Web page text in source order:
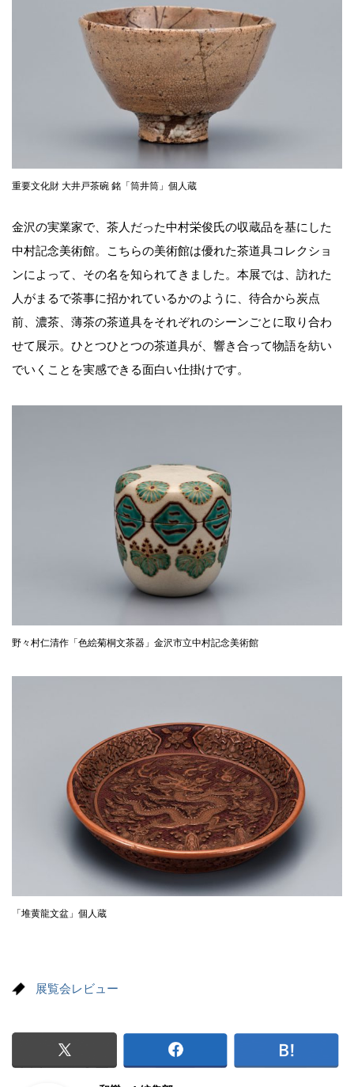
重要文化財 大井戸茶碗 銘「筒井筒」個人蔵
金沢の実業家で、茶人だった中村栄俊氏の収蔵品を基にした
中村記念美術館。こちらの美術館は優れた茶道具コレクショ
ンによって、その名を知られてきました。本展では、訪れた
人がまるで茶事に招かれているかのように、待合から炭点
前、濃茶、薄茶の茶道具をそれぞれのシーンごとに取り合わ
せて展示。ひとつひとつの茶道具が、響き合って物語を紡い
でいくことを実感できる面白い仕掛けです。
野々村仁清作「色絵菊桐文茶器」金沢市立中村記念美術館
「堆黄龍文盆」個人蔵
展覧会レビュー